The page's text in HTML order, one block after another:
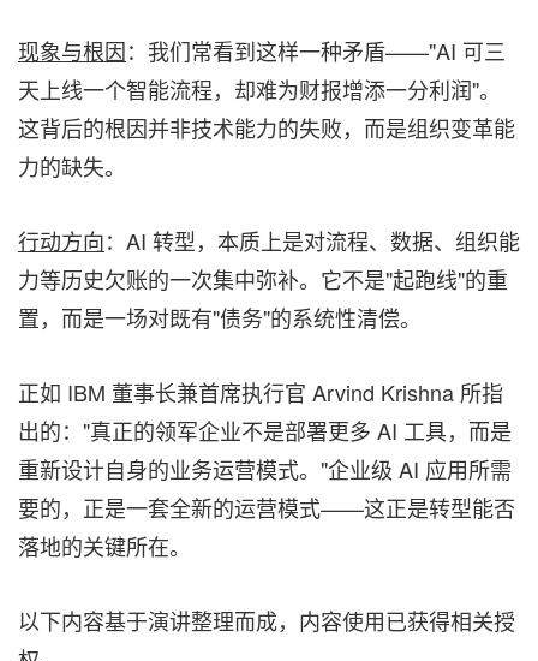
现象与根因：我们常看到这样一种矛盾——"AI 可三
天上线一个智能流程，却难为财报增添一分利润"。
这背后的根因并非技术能力的失败，而是组织变革能
力的缺失。
行动方向：AI 转型，本质上是对流程、数据、组织能
力等历史欠账的一次集中弥补。它不是"起跑线"的重
置，而是一场对既有"债务"的系统性清偿。
正如 IBM 董事长兼首席执行官 Arvind Krishna 所指
出的："真正的领军企业不是部署更多 AI 工具，而是
重新设计自身的业务运营模式。"企业级 AI 应用所需
要的，正是一套全新的运营模式——这正是转型能否
落地的关键所在。
以下内容基于演讲整理而成，内容使用已获得相关授